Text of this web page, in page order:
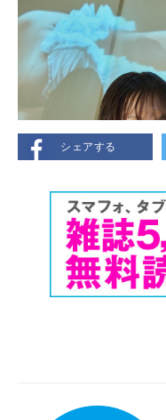
シェアする